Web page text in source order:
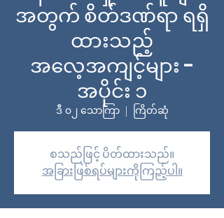
အတွက် စိတ်ဒဏ်ရာ ရရှိ
ထားသည့်
အလေ့အကျင့်များ -
အပိုင်း ၁
ဒီ ၀၂ သောကြာ
  |
ကြိတ်ဆုံ
စသည်ဖြင့် ပိတ်ထားသည်။
အခြားဖြစ်ရပ်များကိုကြည့်ပါ။